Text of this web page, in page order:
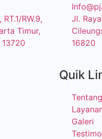
RW.9,
Timur,
Jl.
16820
Quik
Galeri